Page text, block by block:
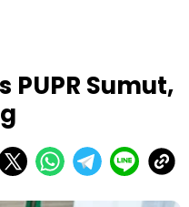
Sumut,